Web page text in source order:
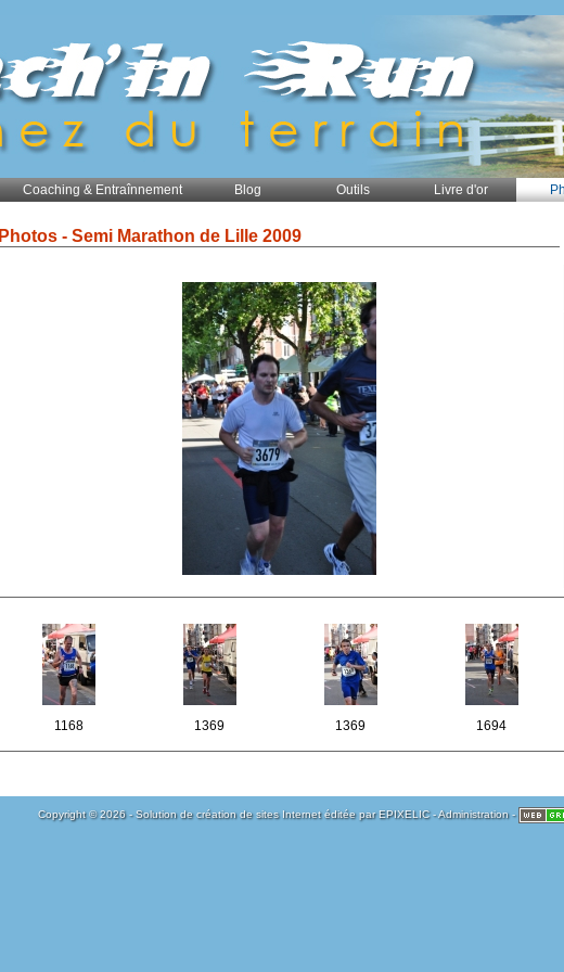
Coaching & Entraînnement Blog Outils Livre d'or
Photos - Semi Marathon de Lille 2009
1168 1369 1369 1694
Copyright © 2026 - Solution de création de sites Internet éditée parEPIXELIC-Administration-